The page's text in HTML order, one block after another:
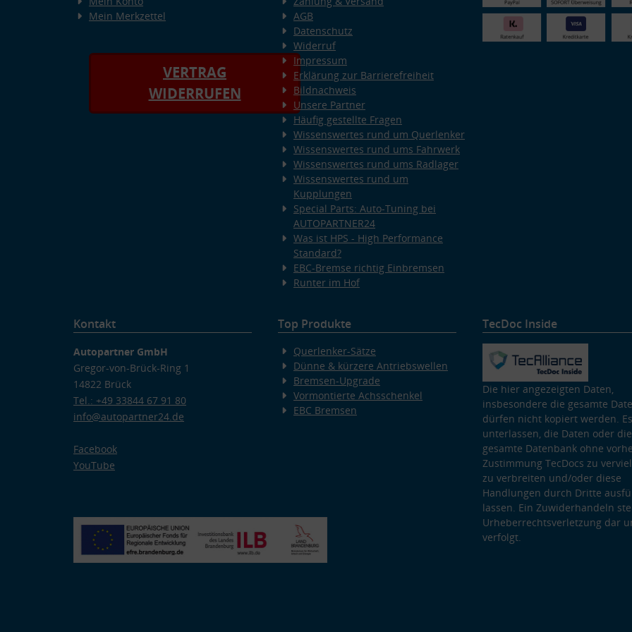
Mein Merkzettel
VERTRAG
WIDERRUFEN
AGB
Datenschutz
Widerruf
Impressum
Erklärung zur Barrierefreiheit
Bildnachweis
Unsere Partner
Häufig gestellte Fragen
Wissenswertes rund um Querlenker
Wissenswertes rund ums Fahrwerk
Wissenswertes rund ums Radlager
Wissenswertes rund um
Kupplungen
Special Parts: Auto-Tuning bei
AUTOPARTNER24
Was ist HPS - High Performance
Standard?
EBC-Bremse richtig Einbremsen
Runter im Hof
Kontakt
Autopartner GmbH
Gregor-von-Brück-Ring 1
14822 Brück
Tel.: +49 33844 67 91 80
info@autopartner24.de
Facebook
YouTube
Top Produkte
Querlenker-Sätze
Dünne & kürzere Antriebswellen
Bremsen-Upgrade
Vormontierte Achsschenkel
EBC Bremsen
TecDoc Inside
Die hier angezeigten Daten,
insbesondere die gesamte
dürfen nicht kopiert werden.
unterlassen, die Daten oder die
gesamte Datenbank ohne
Zustimmung TecDocs zu
zu verbreiten und/oder diese
Handlungen durch Dritte
lassen. Ein Zuwiderhandeln
Urheberrechtsverletzung dar
verfolgt.